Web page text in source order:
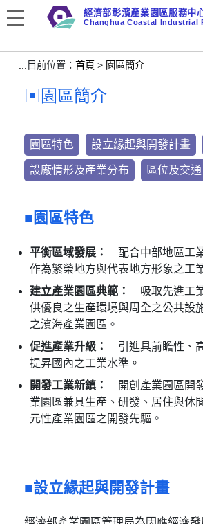
到
要
內
容
區
經濟部彰濱產業園區服務中
Changhua Coastal Industrial
::: 目前位置： 首頁 > 園區簡介
園區簡介
園區特色 設立緣起與開發計畫
設廠情形及產業分布 區位及交通
園區特色
平衡區域發展：
配合中部地區工
作為繁榮地方與代表地方形象之工
建立產業園區典範：
吸取先進工
供優良之生產環境與周全之公共設
之濱海產業園區。
促進產業升級：
引進具前瞻性、
提昇國內之工業水準。
開發工業新鎮：
開創產業園區開
業園區兼具生產、研發、居住與休
元性產業園區之開發先驅。
設立緣起與開發計畫